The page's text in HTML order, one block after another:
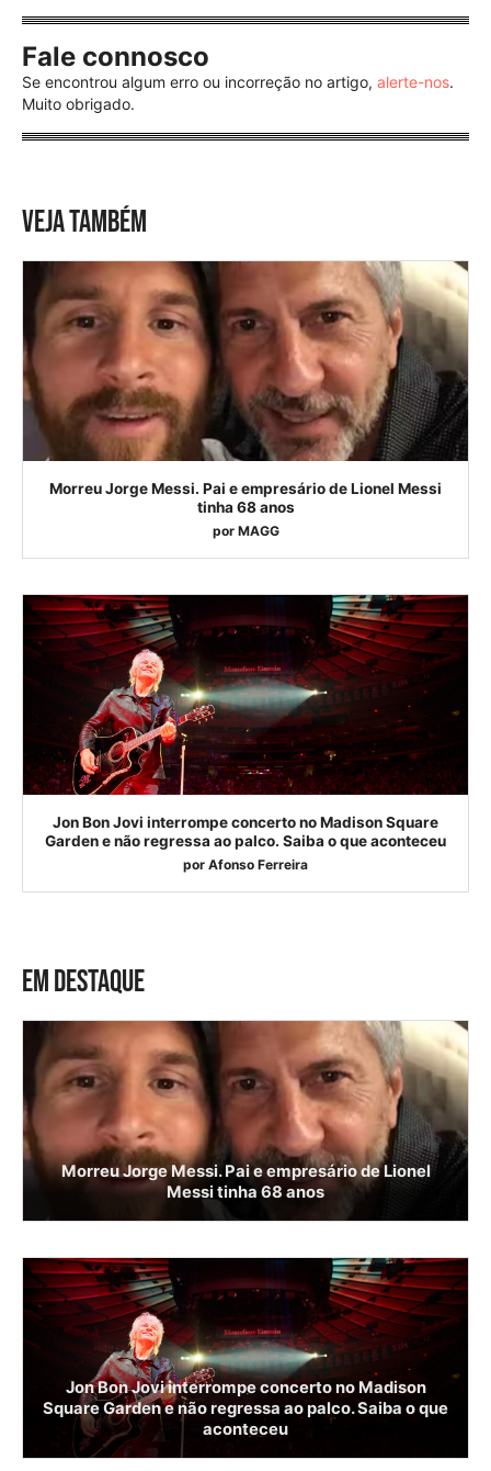
Fale connosco
Se encontrou algum erro ou incorreção no artigo, alerte-nos.
Muito obrigado.
VEJA TAMBÉM
Morreu Jorge Messi. Pai e empresário de Lionel Messi
tinha 68 anos
por MAGG
Jon Bon Jovi interrompe concerto no Madison Square
Garden e não regressa ao palco. Saiba o que aconteceu
por Afonso Ferreira
EM DESTAQUE
Morreu Jorge Messi. Pai e empresário de Lionel
Messi tinha 68 anos
Jon Bon Jovi interrompe concerto no Madison
Square Garden e não regressa ao palco. Saiba o que
aconteceu